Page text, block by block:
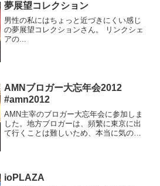
夢展望コレクション
男性の私にはちょっと近づきにくい感じ
の夢展望コレクションさん。 リンクシェ
アの...
AMNブロガー大忘年会2012
#amn2012
AMN主宰のブロガー大忘年会に参加しま
した。地方ブロガーは、頻繁に東京に出
て行くことは難しいため、本当に気の合
ioPLAZA